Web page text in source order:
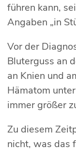
führen kann,
Angaben „in
Vor der
Bluterguss an
an Knien und
Hämatom
immer größer
Zu diesem
nicht, was das